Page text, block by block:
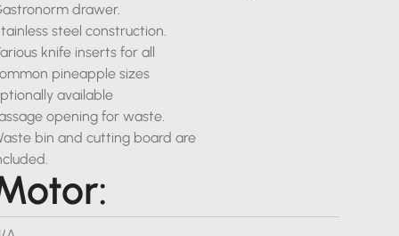
drawer.
steel construction.
knife inserts for all
pineapple sizes
available
opening for waste.
bin and cutting board are